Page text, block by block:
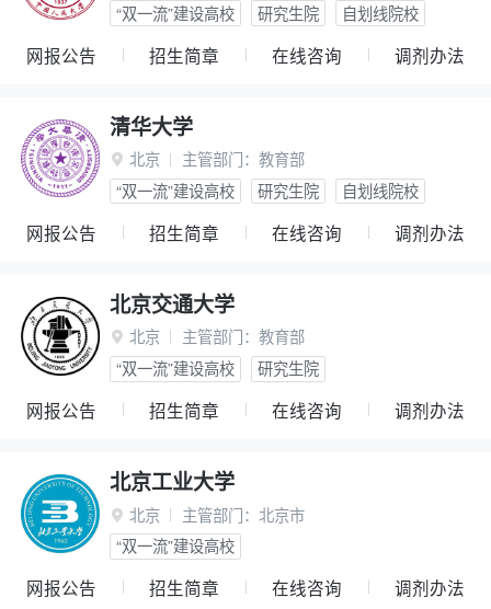
“双一流”建设高校
研究生院 自划线院校
网报公告 招生简章 在线咨询 调剂办法
清华大学
 北京 主管部门： 教育部
“双一流”建设高校
研究生院 自划线院校
网报公告 招生简章 在线咨询 调剂办法
北京交通大学
 北京 主管部门： 教育部
“双一流”建设高校
研究生院
网报公告 招生简章 在线咨询 调剂办法
北京工业大学
 北京 主管部门： 北京市
“双一流”建设高校
网报公告 招生简章 在线咨询 调剂办法